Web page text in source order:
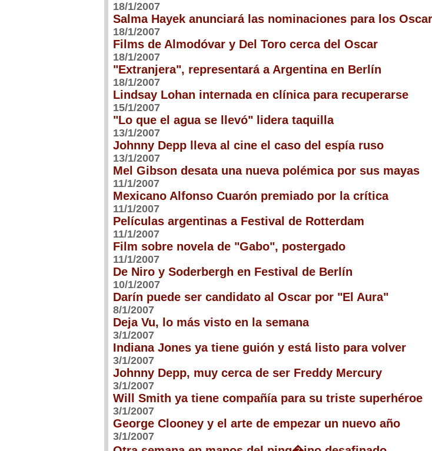
18/1/2007
Salma Hayek anunciará las nominaciones para los Oscar
18/1/2007
Films de Almodóvar y Del Toro cerca del Oscar
18/1/2007
"Extranjera", representará a Argentina en Berlín
18/1/2007
Lindsay Lohan internada en clínica para recuperarse
15/1/2007
"Lo que el agua se llevó" lidera taquilla
13/1/2007
Johnny Depp lleva al cine el caso del espía ruso
13/1/2007
Mel Gibson desata una nueva polémica por sus mayas
11/1/2007
Mexicano Alfonso Cuarón premiado por la crítica
11/1/2007
Películas argentinas a Festival de Rotterdam
11/1/2007
Film sobre novela de "Gabo", postergado
11/1/2007
De Niro y Soderbergh en Festival de Berlín
10/1/2007
Darín puede ser candidato al Oscar por "El Aura"
8/1/2007
Deja Vu, lo más visto en la semana
3/1/2007
Indiana Jones ya tiene guión y está listo para volver
3/1/2007
Johnny Depp, muy cerca de ser Freddy Mercury
3/1/2007
Will Smith ya tiene compañía para su triste superhéroe
3/1/2007
George Clooney y el arte de empezar un nuevo año
3/1/2007